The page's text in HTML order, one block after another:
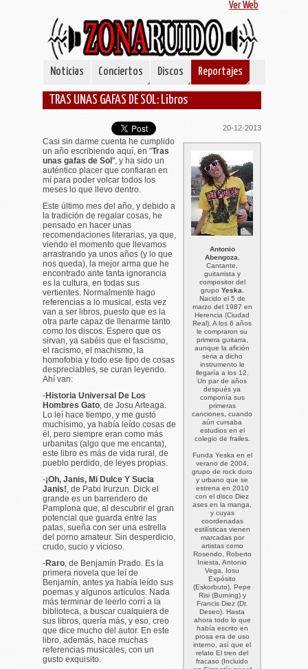
Ver Web
Noticias Conciertos Discos Reportajes
TRAS UNAS GAFAS DE SOL: Libros
20-12-2013
Antonio
Abengoza
Cantante,
guitarrista y
compositor del
grupo Yeska
Nacido el 5 de
marzo del 1987 en
Herencia (Ciudad
Real). A los 6 años
le compraron su
primera guitarra,
aunque la afición
seria a dicho
instrumento le
llegaría a los 12.
Un par de años
después ya
componía sus
primeras
canciones, cuando
aún cursaba
estudios en el
colegio de frailes.
Funda Yeska en el
verano de 2004,
grupo de rock duro
y urbano que se
estrena en 2010
con el disco Diez
ases en la manga,
y cuyas
coordenadas
estilísticas vienen
marcadas por
artistas como
Rosendo, Roberto
Iniesta, Antonio
Vega, Iosu
Expósito
(Eskorbuto), Pepe
Risi (Burning) y
Francis Diez (Dr.
Deseo). Hasta
ahora todo lo que
había escrito en
prosa era de uso
interno, así que el
relato El tren del
fracaso (Incluido
Casi sin darme cuenta he cumplido
un año escribiendo aquí, en "Tras
unas gafas de Sol", y ha sido un
auténtico placer que confiaran en
mí para poder volcar todos los
meses lo que llevo dentro.
Este último mes del año, y debido a
la tradición de regalar cosas, he
pensado en hacer unas
recomendaciones literarias, ya que,
viendo el momento que llevamos
arrastrando ya unos años (y lo que
nos queda), la mejor arma que he
encontrado ante tanta ignorancia
es la cultura, en todas sus
vertientes. Normalmente hago
referencias a lo musical, esta vez
van a ser libros, puesto que es la
otra parte capaz de llenarme tanto
como los discos. Espero que os
sirvan, ya sabéis que el fascismo,
el racismo, el machismo, la
homofobia y todo ese tipo de cosas
despreciables, se curan leyendo.
Ahí van:
-Historia Universal De Los
Hombres Gato , de Josu Arteaga.
Lo leí hace tiempo, y me gustó
muchísimo, ya había leído cosas de
él, pero siempre eran como más
urbanitas (algo que me encanta),
este libro es más de vida rural, de
pueblo perdido, de leyes propias.
-¡Oh, Janis, Mi Dulce Y Sucia
Janis! , de Patxi Irurzun. Dick el
grande es un barrendero de
Pamplona que, al descubrir el gran
potencial que guarda entre las
patas, sueña con ser una estrella
del porno amateur. Sin desperdicio,
crudo, sucio y vicioso.
-Raro , de Benjamín Prado. Es la
primera novela que leí de
Benjamín, antes ya había leído sus
poemas y algunos artículos. Nada
más terminar de leerlo corrí a la
biblioteca, a buscar cualquiera de
sus libros, quería más, y eso, creo
que dice mucho del autor. En este
libro, además, hace muchas
referencias musicales, con un
gusto exquisito.